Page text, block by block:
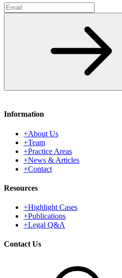
Email
Information
+About Us
+Team
+Practice Areas
+News & Articles
+Contact
Resources
+Highlight Cases
+Publications
+Legal Q&A
Contact Us